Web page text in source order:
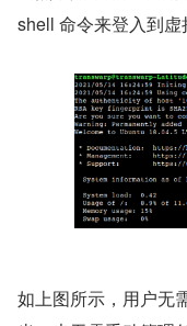
shell 命令来登入到虚
如上图所示，用户无